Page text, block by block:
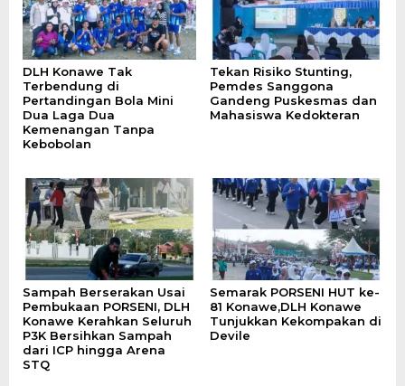
DLH Konawe Tak
Terbendung di
Pertandingan Bola Mini
Dua Laga Dua
Kemenangan Tanpa
Kebobolan
Tekan Risiko Stunting,
Pemdes Sanggona
Gandeng Puskesmas dan
Mahasiswa Kedokteran
Sampah Berserakan Usai
Pembukaan PORSENI, DLH
Konawe Kerahkan Seluruh
P3K Bersihkan Sampah
dari ICP hingga Arena
STQ
Semarak PORSENI HUT ke-
81 Konawe,DLH Konawe
Tunjukkan Kekompakan di
Devile